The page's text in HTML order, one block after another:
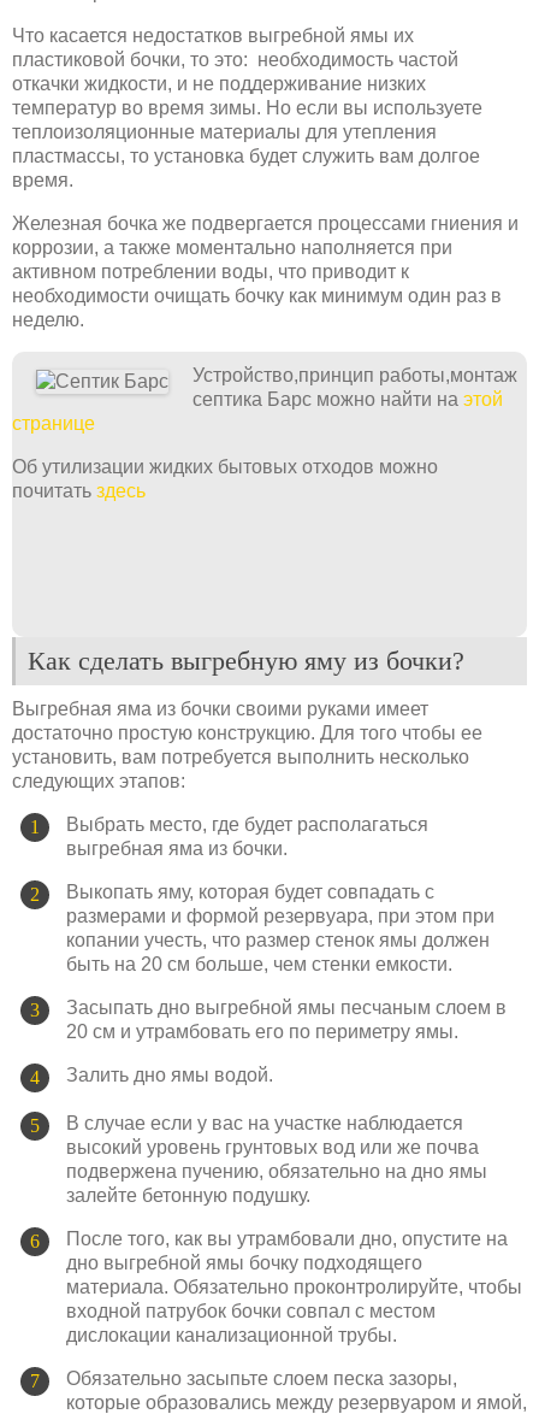
Что касается недостатков выгребной ямы их
пластиковой бочки, то это: необходимость частой
откачки жидкости, и не поддерживание низких
температур во время зимы. Но если вы используете
теплоизоляционные материалы для утепления
пластмассы, то установка будет служить вам долгое
время.
Железная бочка же подвергается процессами гниения и
коррозии, а также моментально наполняется при
активном потреблении воды, что приводит к
необходимости очищать бочку как минимум один раз в
неделю.
Устройство,принцип работы,монтаж
септика Барс можно найти на этой
странице
Об утилизации жидких бытовых отходов можно
почитать здесь
Как сделать выгребную яму из бочки?
Выгребная яма из бочки своими руками имеет
достаточно простую конструкцию. Для того чтобы ее
установить, вам потребуется выполнить несколько
следующих этапов:
Выбрать место, где будет располагаться
выгребная яма из бочки.
Выкопать яму, которая будет совпадать с
размерами и формой резервуара, при этом при
копании учесть, что размер стенок ямы должен
быть на 20 см больше, чем стенки емкости.
Засыпать дно выгребной ямы песчаным слоем в
20 см и утрамбовать его по периметру ямы.
Залить дно ямы водой.
В случае если у вас на участке наблюдается
высокий уровень грунтовых вод или же почва
подвержена пучению, обязательно на дно ямы
залейте бетонную подушку.
После того, как вы утрамбовали дно, опустите на
дно выгребной ямы бочку подходящего
материала. Обязательно проконтролируйте, чтобы
входной патрубок бочки совпал с местом
дислокации канализационной трубы.
Обязательно засыпьте слоем песка зазоры,
которые образовались между резервуаром и ямой,